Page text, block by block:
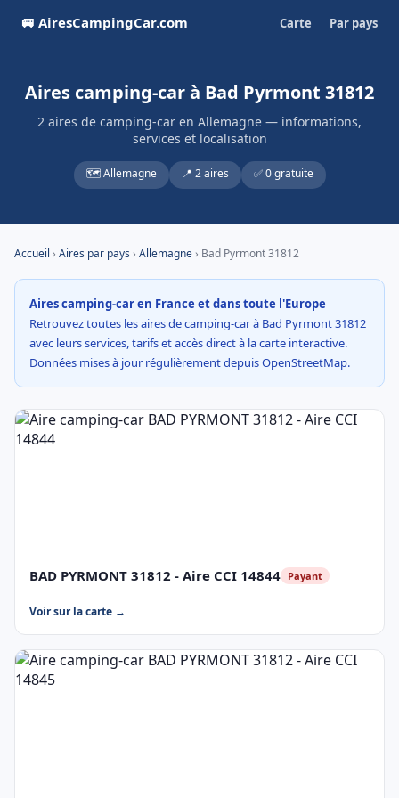
🚐 AiresCampingCar.com Carte Par pays
Aires camping-car à Bad Pyrmont 31812
2 aires de camping-car en Allemagne — informations,
services et localisation
🗺️ Allemagne 📍 2 aires ✅ 0 gratuite
Accueil › Aires par pays› Allemagne› Bad Pyrmont 31812
Aires camping-car en France et dans toute l'Europe
Retrouvez toutes les aires de camping-car à Bad Pyrmont 31812
avec leurs services, tarifs et accès direct à la carte interactive.
Données mises à jour régulièrement depuis OpenStreetMap.
BAD PYRMONT 31812 - Aire CCI 14844 Payant
Voir sur la carte →